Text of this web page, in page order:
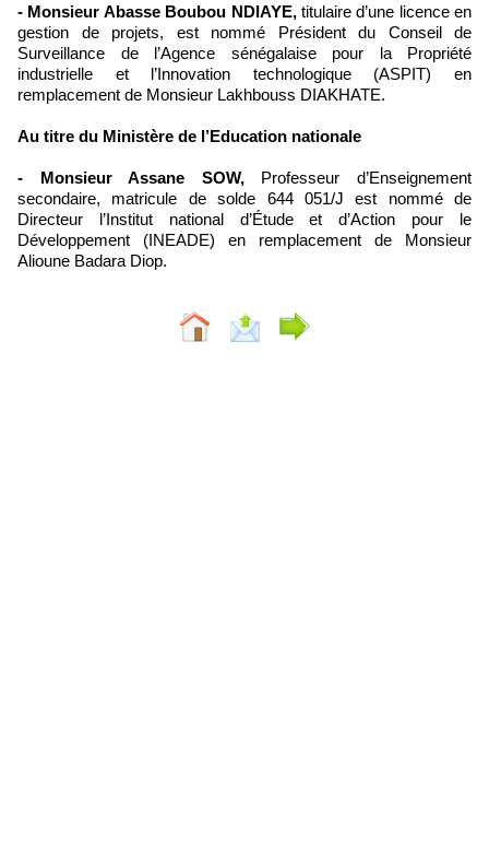
- Monsieur Abasse Boubou NDIAYE,titulaire d’une licence en
gestion de projets, est nommé Président du Conseil de
Surveillance de l’Agence sénégalaise pour la Propriété
industrielle et l’Innovation technologique (ASPIT) en
remplacement de Monsieur Lakhbouss DIAKHATE.
Au titre du Ministère de l’Education nationale
- Monsieur Assane SOW,Professeur d’Enseignement
secondaire, matricule de solde 644 051/J est nommé de
Directeur l’Institut national d’Étude et d’Action pour le
Développement (INEADE) en remplacement de Monsieur
Alioune Badara Diop.